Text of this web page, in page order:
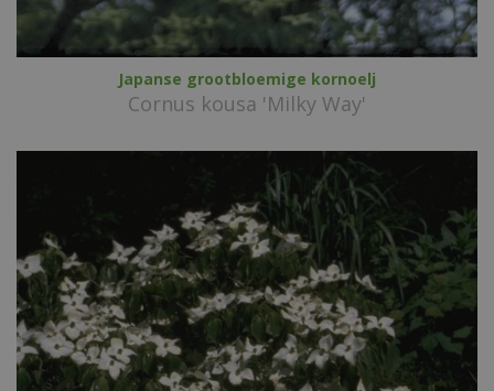
Japanse grootbloemige kornoelj
Cornus kousa 'Milky Way'